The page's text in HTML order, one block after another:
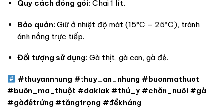
Quy cách đóng gói: Chai 1 lít.
Bảo quản: Giữ ở nhiệt độ mát (15°C – 25°C), tránh
ánh nắng trực tiếp.
Đối tượng sử dụng: Gà thịt, gà con, gà đẻ.
#thuyannhung #thuy_an_nhung #buonmathuot
#buôn_ma_thuột #daklak #thú_y #chăn_nuôi #gà
#gàđẻtrứng #tăngtrọng #đềkháng